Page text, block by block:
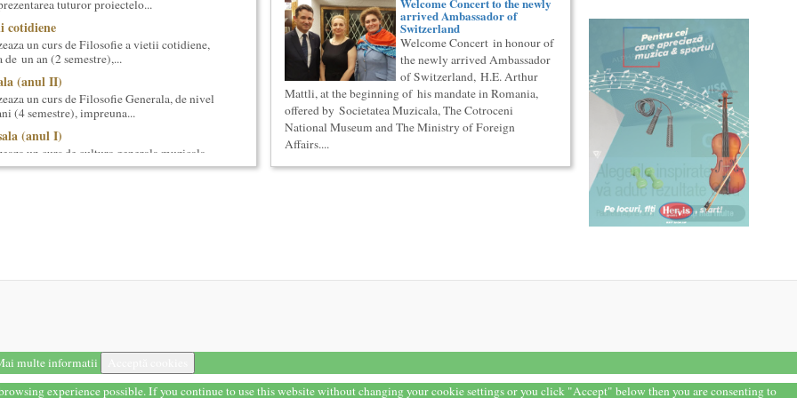
tuturor proiectelo...
cotidiene
un curs de Filosofie a vietii cotidiene,
un an (2 semestre),...
(anul II)
un curs de Filosofie Generala, de nivel
(4 semestre), impreuna...
(anul I)
un curs de cultura generala muzicala
cu Universitatea Natio...
cu Universitatea Nati...
Meachem, editia a II-a (2018)
arrived Ambassador of
Switzerland
Welcome Concert in honour of
the newly arrived Ambassador
of Switzerland, H.E. Arthur
Mattli, at the beginning of his mandate in Romania,
offered by Societatea Muzicala, The Cotroceni
National Museum and The Ministry of Foreign
Affairs....
multe informatii
experience possible. If you continue to use this website without changing your cookie settings or you click "Accept" below then you are consenting to